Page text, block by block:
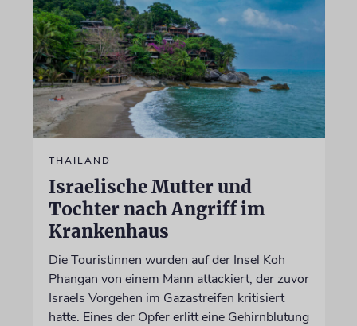
THAILAND
Israelische Mutter und
Tochter nach Angriff im
Krankenhaus
Die Touristinnen wurden auf der Insel Koh
Phangan von einem Mann attackiert, der zuvor
Israels Vorgehen im Gazastreifen kritisiert
hatte. Eines der Opfer erlitt eine Gehirnblutung